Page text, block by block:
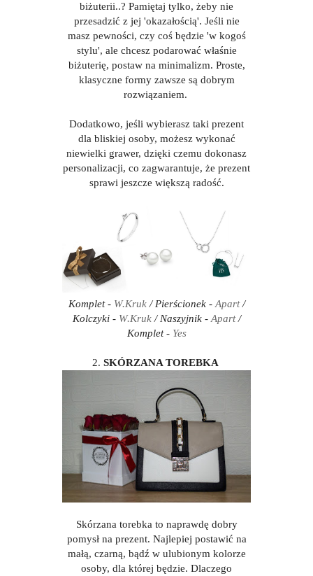
biżuterii..? Pamiętaj tylko, żeby nie
przesadzić z jej 'okazałością'. Jeśli nie
masz pewności, czy coś będzie 'w kogoś
stylu', ale chcesz podarować właśnie
biżuterię, postaw na minimalizm. Proste,
klasyczne formy zawsze są dobrym
rozwiązaniem.
Dodatkowo, jeśli wybierasz taki prezent
dla bliskiej osoby, możesz wykonać
niewielki grawer, dzięki czemu dokonasz
personalizacji, co zagwarantuje, że prezent
sprawi jeszcze większą radość.
Komplet - W.Kruk/ Pierścionek - Apart/
Kolczyki - W.Kruk/ Naszyjnik - Apart/
Komplet - Yes
2. SKÓRZANA TOREBKA
Skórzana torebka to naprawdę dobry
pomysł na prezent. Najlepiej postawić na
małą, czarną, bądź w ulubionym kolorze
osoby, dla której będzie. Dlaczego